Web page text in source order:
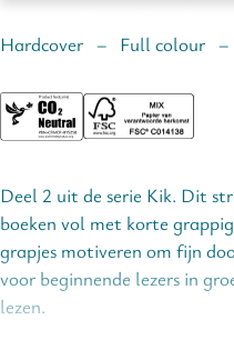
Hardcover – Full colour –
Deel 2 uit de serie Kik. Dit
boeken vol met korte
grapjes motiveren om fijn
voor beginnende lezers in
lezen.